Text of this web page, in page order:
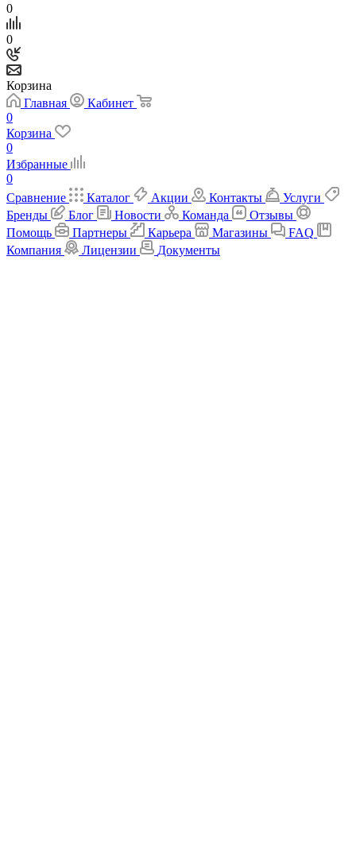
0
0
Корзина
Главная
Кабинет
0
Корзина
0
Избранные
0
Сравнение
Каталог Акции Контакты
Услуги
Бренды
Блог Новости Команда
Отзывы
Помощь
Партнеры Карьера Магазины
FAQ
Компания
Лицензии Документы